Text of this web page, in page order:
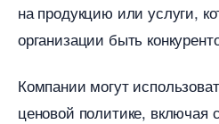
на продукцию или услуги,
организации быть
Компании могут
ценовой политике, включая